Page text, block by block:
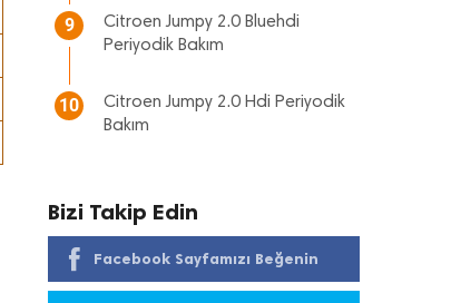
9
Citroen Jumpy 2.0 Bluehdi
Periyodik Bakım
10
Citroen Jumpy 2.0 Hdi Periyodik
Bakım
Bizi Takip Edin
Facebook Sayfamızı Beğenin